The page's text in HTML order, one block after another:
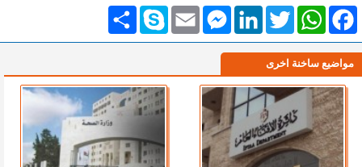
انشر Skype Email
MessengerLinkedInTwitterWhatsAppFacebook
مواضيع ساخنة اخرى